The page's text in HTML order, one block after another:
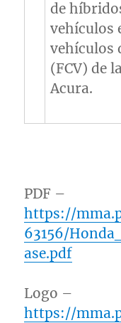
de
vehículos
vehículos
(FCV) de
Acura.
PDF –
https://
63156/
ase.pdf
Logo –
https://